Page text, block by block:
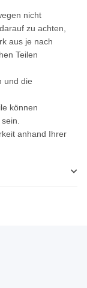
nicht
zu achten,
aus je nach
Teilen
und die
können
anhand Ihrer